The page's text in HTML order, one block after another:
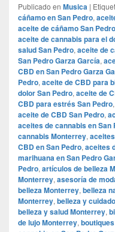
Publicado en Musica |
cáñamo en San Pedro,
aceite de cáñamo San Pedro
aceite de cannabis para el
salud San Pedro, aceite de
San Pedro Garza García,
CBD en San Pedro Garza
Pedro, aceite de CBD para
dolor San Pedro, aceite de
CBD para estrés San Pedro,
aceite de CBD San Pedro,
aceites de cannabis en San
cannabis Monterrey,
CBD en San Pedro, aceites
marihuana en San Pedro
Pedro, artículos de belleza
Monterrey, asesoría de
belleza Monterrey, belleza
Monterrey, belleza y
belleza y salud Monterrey,
de lujo Monterrey,